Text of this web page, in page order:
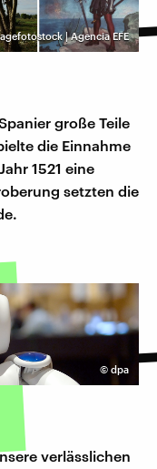
| Agencia EFE
große Teile
die Einnahme
1521 eine
setzten die
© dpa
verlässlichen